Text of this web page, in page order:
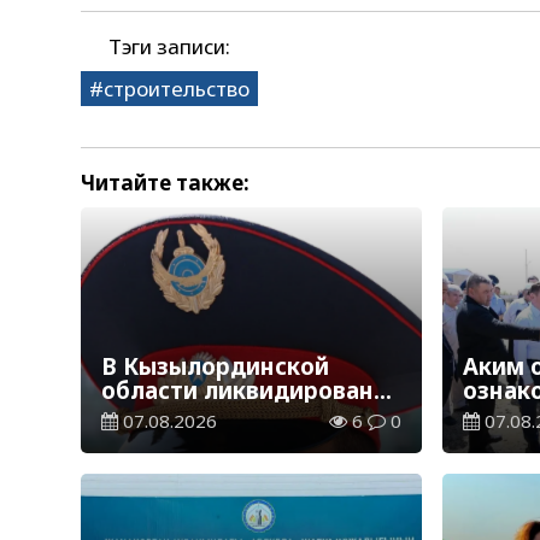
Тэги записи:
строительство
Читайте также:
В Кызылординской
области ликвидирована
группа нелегальных
добытчиков золота
07.08.2026 6 0
Аким